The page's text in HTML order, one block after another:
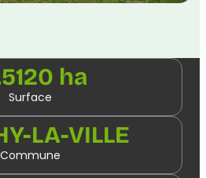
ha
Surface
LA-VILLE
Commune